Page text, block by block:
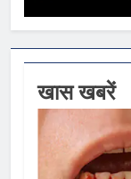
खास खबरें